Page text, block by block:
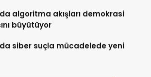
algoritma akışları demokrasi
büyütüyor
siber suçla mücadelede yeni